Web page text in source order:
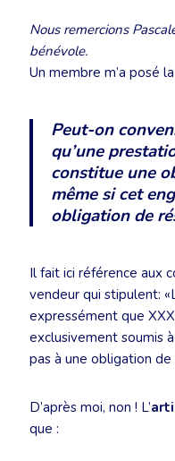
Nous remercions
bénévole.
Un membre m’a posé
Peut-on
qu’une
constitue une
même si cet
obligation de
Il fait ici référence aux
vendeur qui stipulent:
expressément que
exclusivement soumis
pas à une obligation de
D’après moi, non ! L’
que :